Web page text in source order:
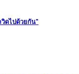
ดไปด้วยกัน”